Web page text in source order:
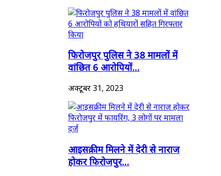
फिरोजपुर पुलिस ने 38 मामलों में
वांछित 6 आरोपियों...
अक्टूबर 31, 2023
आइसक्रीम मिलने में देरी से नाराज
होकर फिरोजपुर...